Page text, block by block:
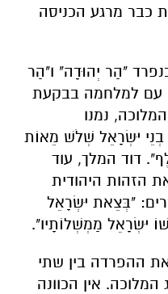
כבר מרגע הכניסה
"הַר יְהוּדָה" ו"הַר
עם למלחמה בבקעת
המלוכה, נמנו
בְנֵי יִשְׂרָאֵל שְׁלֹשׁ מֵאוֹת
". דוד המלך, עוד
הזהות היהודית
: "בְּצֵאת יִשְׂרָאֵל
יִשְׂרָאֵל מַמְשְׁלוֹתָיו".
ההפרדה בין שתי
המלוכה. אין הכוונה